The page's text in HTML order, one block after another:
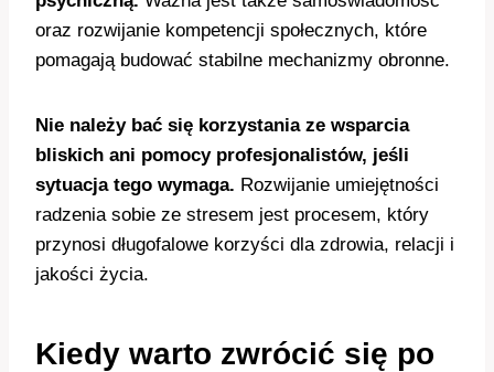
oraz rozwijanie kompetencji społecznych, które
pomagają budować stabilne mechanizmy obronne.
Nie należy bać się korzystania ze wsparcia
bliskich ani pomocy profesjonalistów, jeśli
sytuacja tego wymaga. Rozwijanie umiejętności
radzenia sobie ze stresem jest procesem, który
przynosi długofalowe korzyści dla zdrowia, relacji i
jakości życia.
Kiedy warto zwrócić się po